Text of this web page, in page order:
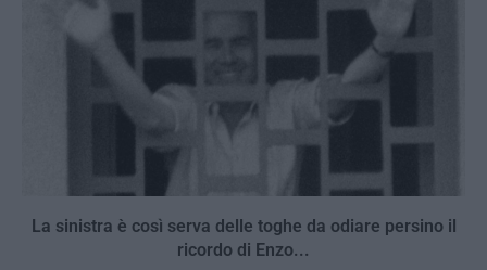
La sinistra è così serva delle toghe da odiare persino il
ricordo di Enzo...